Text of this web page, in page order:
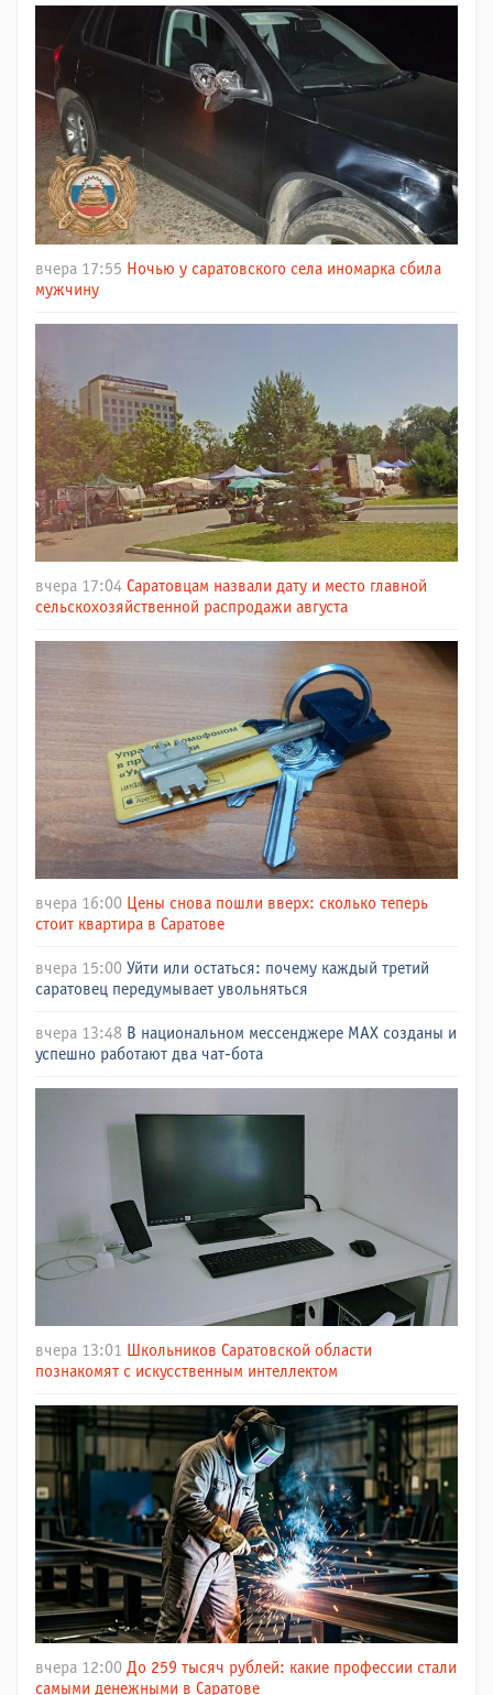
вчера 17:55 Ночью у саратовского села иномарка сбила
мужчину
вчера 17:04 Саратовцам назвали дату и место главной
сельскохозяйственной распродажи августа
вчера 16:00 Цены снова пошли вверх: сколько теперь
стоит квартира в Саратове
вчера 15:00 Уйти или остаться: почему каждый третий
саратовец передумывает увольняться
вчера 13:48 В национальном мессенджере МАХ созданы и
успешно работают два чат-бота
вчера 13:01
Школьников Саратовской области
познакомят с искусственным интеллектом
вчера 12:00 До 259 тысяч рублей: какие профессии стали
самыми денежными в Саратове